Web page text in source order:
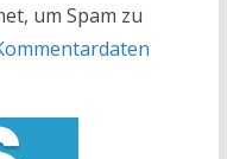
um Spam zu